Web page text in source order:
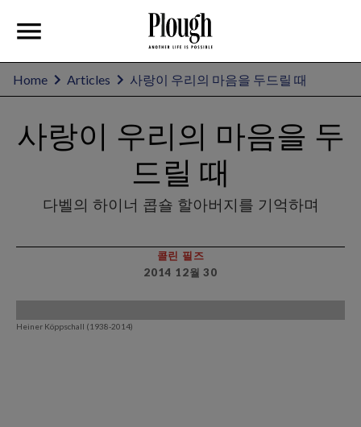
Home Articles 사랑이 우리의 마음을 두드릴 때
사랑이 우리의 마음을 두
드릴 때
다벨의 하이너 콥숄 할아버지를 기억하며
콜린 필즈
2014 12월 30
Heiner Köppschall (1938-2014)